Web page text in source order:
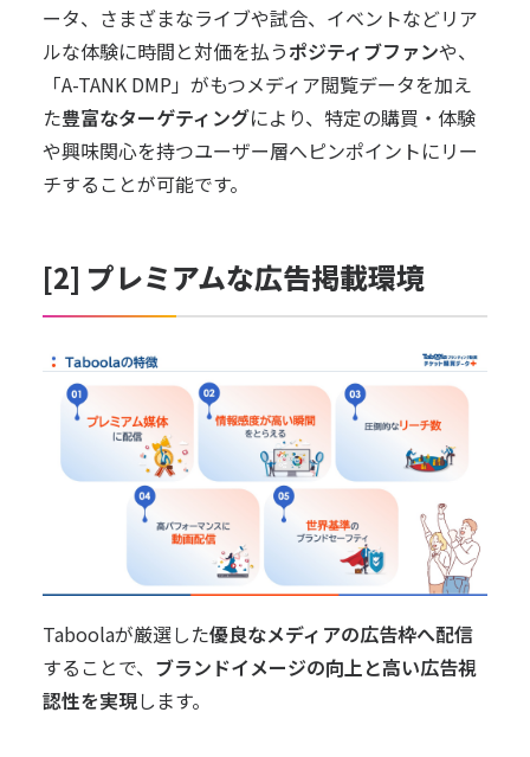
ータ、さまざまなライブや試合、イベントなどリア
ルな体験に時間と対価を払うポジティブファンや、
「A-TANK DMP」がもつメディア閲覧データを加え
た豊富なターゲティングにより、特定の購買・体験
や興味関心を持つユーザー層へピンポイントにリー
チすることが可能です。
[2] プレミアムな広告掲載環境
Taboolaが厳選した優良なメディアの広告枠へ配信
することで、 ブランドイメージの向上と高い広告視
認性を実現します。